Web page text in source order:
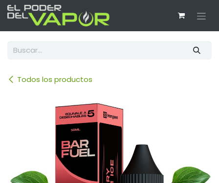
Ir al contenido
Todos los productos